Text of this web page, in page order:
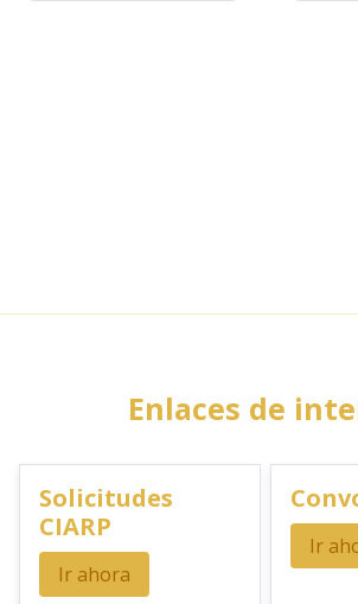
Enlaces de
Solicitudes
CIARP
Ir ahora
Ir